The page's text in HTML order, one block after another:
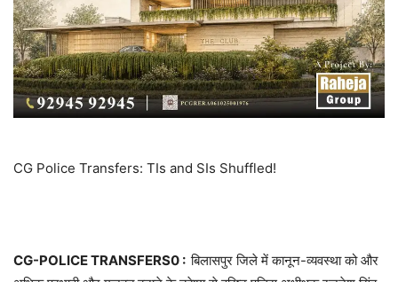
CG Police Transfers: TIs and SIs Shuffled!
CG-POLICE TRANSFERS0 :बिलासपुर जिले में कानून-व्यवस्था को और